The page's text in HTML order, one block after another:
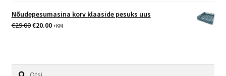
€29.00.€20.00.
Nõudepesumasina korv klaaside pesuks uus
€29.00Algne
€20.00Praegune
+KM
Otsi: